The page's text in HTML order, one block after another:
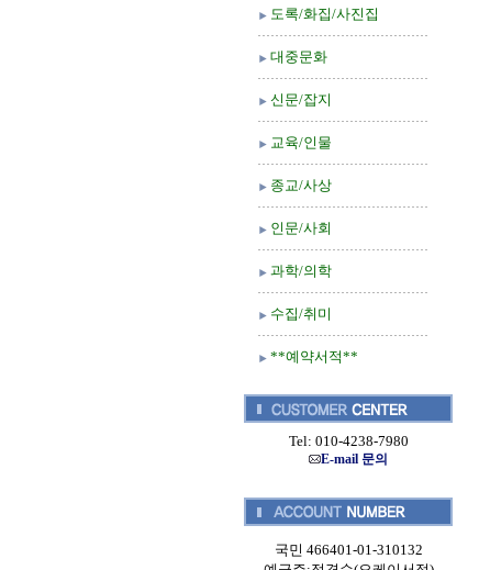
도록/화집/사진집
대중문화
신문/잡지
교육/인물
종교/사상
인문/사회
과학/의학
수집/취미
**예약서적**
Tel: 010-4238-7980
E-mail 문의
국민 466401-01-310132